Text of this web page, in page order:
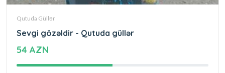
Qutuda Güllər
Sevgi gözəldir - Qutuda güllər
54 AZN